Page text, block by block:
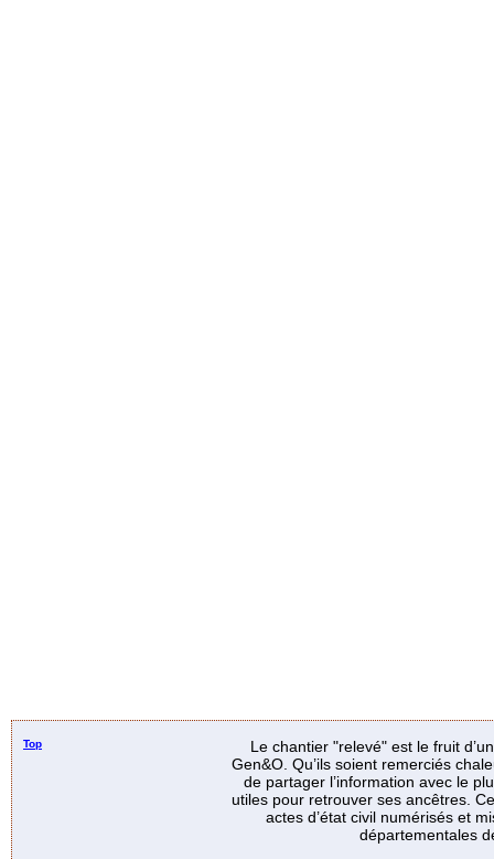
Top
Le chantier "relevé" est le fruit
Gen&O. Qu’ils soient remerciés
de partager l’information avec le
utiles pour retrouver ses ancêtres.
actes d’état civil numérisés et
départementales